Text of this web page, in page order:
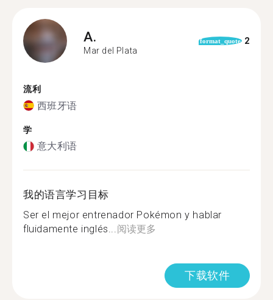
A.
Mar del Plata
format_quote 2
流利
西班牙语
学
意大利语
我的语言学习目标
Ser el mejor entrenador Pokémon y hablar
fluidamente inglés...阅读更多
下载软件